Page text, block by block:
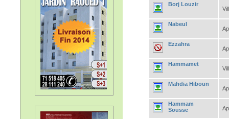
Borj Louzir
Nabeul
Ezzahra
Hammamet
Mahdia Hiboun
Hammam
Sousse